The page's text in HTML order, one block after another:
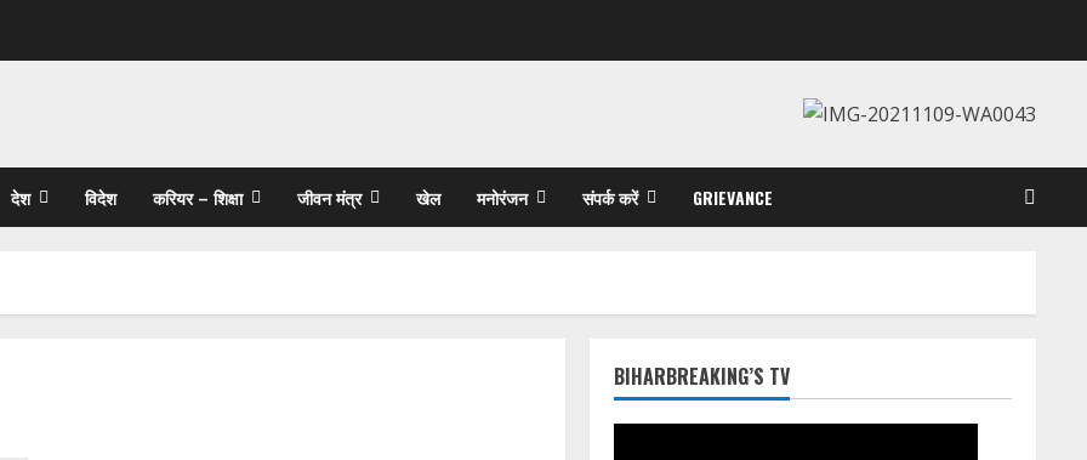
देश विदेश करियर – शिक्षा जीवन मंत्र खेल मनोरंजन संपर्क करें GRIEVANCE
BIHARBREAKING’S TV